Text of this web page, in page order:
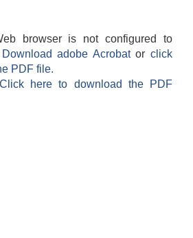
browser is not configured to
Download adobe Acrobatorclick
PDF file.
Click here to download the PDF